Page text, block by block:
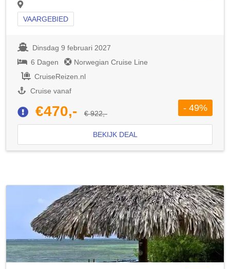
VAARGEBIED
Dinsdag 9 februari 2027
6 Dagen
Norwegian Cruise Line
CruiseReizen.nl
Cruise vanaf
€470,- € 922,-
- 49%
BEKIJK DEAL